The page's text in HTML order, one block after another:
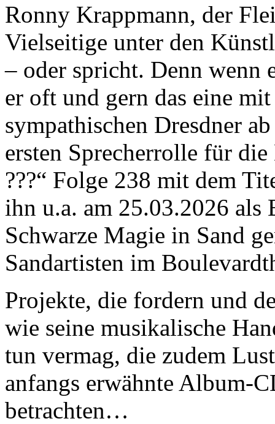
Ronny Krappmann, der
Vielseitige unter den
– oder spricht. Denn wenn
er oft und gern das eine
sympathischen Dresdner
ersten Sprecherrolle für
???“ Folge 238 mit dem
ihn u.a. am 25.03.2026 als
Schwarze Magie in Sand
Sandartisten im
Projekte, die fordern und
wie seine musikalische
tun vermag, die zudem
anfangs erwähnte Album-
betrachten…